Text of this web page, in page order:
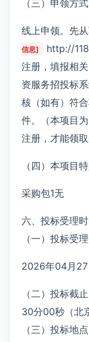
（三）申领方式
线上申领。先
信息]
http://
注册，填报相
资服务招投标
核（如有）符
件。（本项目
注册，才能领取
（四）本项目
采购包1无
六、投标受理
（一）投标受
2026年04月27
（二）投标截
30分00秒（北
（三）投标地